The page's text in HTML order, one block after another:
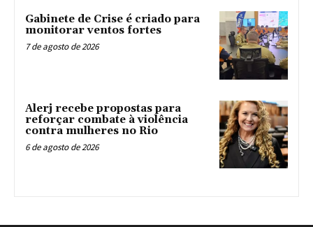
Gabinete de Crise é criado para
monitorar ventos fortes
7 de agosto de 2026
Alerj recebe propostas para
reforçar combate à violência
contra mulheres no Rio
6 de agosto de 2026